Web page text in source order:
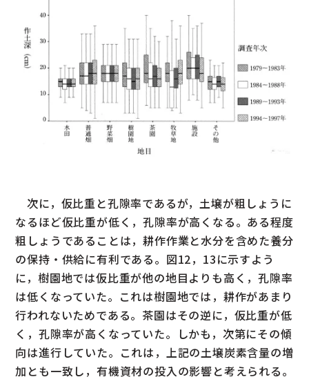
次に，仮比重と孔隙率であるが，土壌が粗しょうに
なるほど仮比重が低く，孔隙率が高くなる。ある程度
粗しょうであることは，耕作作業と水分を含めた養分
の保持・供給に有利である。図12，13に示すよう
に，樹園地では仮比重が他の地目よりも高く，孔隙率
は低くなっていた。これは樹園地では，耕作があまり
行われないためである。茶園はその逆に，仮比重が低
く，孔隙率が高くなっていた。しかも，次第にその傾
向は進行していた。これは，上記の土壌炭素含量の増
加とも一致し，有機資材の投入の影響と考えられる。